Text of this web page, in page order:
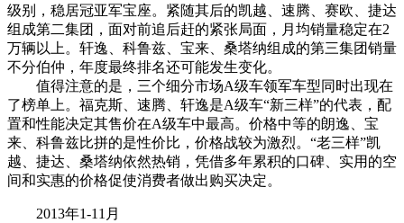
级别，稳居冠亚军宝座。紧随其后的凯越、速腾、赛欧、捷达
组成第二集团，面对前追后赶的紧张局面，月均销量稳定在2
万辆以上。轩逸、科鲁兹、宝来、桑塔纳组成的第三集团销量
不分伯仲，年度最终排名还可能发生变化。
值得注意的是，三个细分市场A级车领军车型同时出现在
了榜单上。福克斯、速腾、轩逸是A级车“新三样”的代表，配
置和性能决定其售价在A级车中最高。价格中等的朗逸、宝
来、科鲁兹比拼的是性价比，价格战较为激烈。“老三样”凯
越、捷达、桑塔纳依然热销，凭借多年累积的口碑、实用的空
间和实惠的价格促使消费者做出购买决定。
2013年1-11月